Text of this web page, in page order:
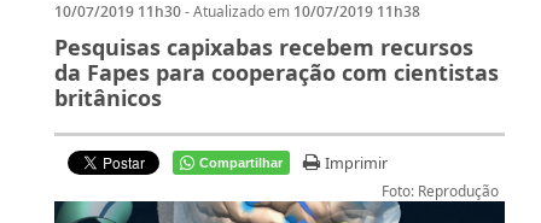
10/07/2019 11h30- Atualizado em 10/07/2019 11h38
Pesquisas capixabas recebem recursos
da Fapes para cooperação com cientistas
britânicos
Compartilhar Imprimir
Foto: Reprodução